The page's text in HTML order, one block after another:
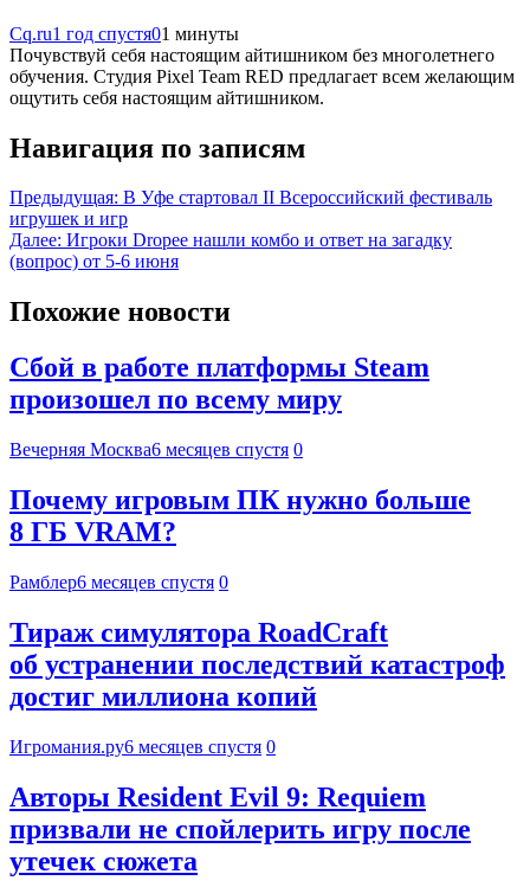
Cq.ru1 год спустя01 минуты
Почувствуй себя настоящим айтишником без многолетнего
обучения. Студия Pixel Team RED предлагает всем желающим
ощутить себя настоящим айтишником.
Навигация по записям
Предыдущая: В Уфе стартовал II Всероссийский фестиваль
игрушек и игр
Далее: Игроки Dropee нашли комбо и ответ на загадку
(вопрос) от 5-6 июня
Похожие новости
Сбой в работе платформы Steam
произошел по всему миру
Вечерняя Москва6 месяцев спустя 0
Почему игровым ПК нужно больше
8 ГБ VRAM?
Рамблер6 месяцев спустя 0
Тираж симулятора RoadCraft
об устранении последствий катастроф
достиг миллиона копий
Игромания.ру6 месяцев спустя 0
Авторы Resident Evil 9: Requiem
призвали не спойлерить игру после
утечек сюжета